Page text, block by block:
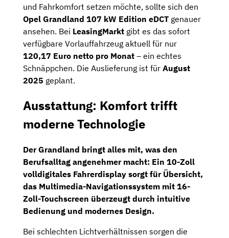
und Fahrkomfort setzen möchte, sollte sich den
Opel Grandland 107 kW Edition eDCT genauer
ansehen. Bei LeasingMarkt gibt es das sofort
verfügbare Vorlauffahrzeug aktuell für nur
120,17 Euro netto pro Monat – ein echtes
Schnäppchen. Die Auslieferung ist für August
2025 geplant.
Ausstattung: Komfort trifft
moderne Technologie
Der Grandland bringt alles mit, was den
Berufsalltag angenehmer macht: Ein 10-Zoll
volldigitales Fahrerdisplay sorgt für Übersicht,
das Multimedia-Navigationssystem mit 16-
Zoll-Touchscreen überzeugt durch intuitive
Bedienung und modernes Design.
Bei schlechten Lichtverhältnissen sorgen die